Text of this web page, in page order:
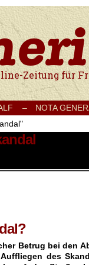
für Frieden,
– NOTA
Betrug bei den
des